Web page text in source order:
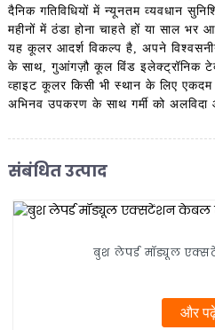
दैनिक गतिविधियों में न्यूनतम व्यवधान
महीनों में ठंडा होना चाहते हों या साल भर
यह कूलर आदर्श विकल्प है, अपने
के साथ, गुआंगज़ौ कूल विंड इलेक्ट्रॉनिक
व्हाइट कूलर किसी भी स्थान के लिए
अभिनव उपकरण के साथ गर्मी को
संबंधित उत्पाद
बुश लेपर्ड मॉड्यूल
और